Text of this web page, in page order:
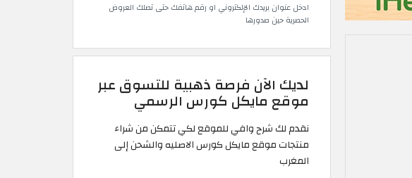
ادخل عنوان بريدك الإلكتروني او رقم هاتفك حتى تصلك العروض
الحصرية حين صدورها
لديك الآن فرصة ذهبية للتسوق عبر
موقع مايكل كورس الرسمي
نقدم لك شرح وافي للموقع لكي تتمكن من شراء
منتجات موقع مايكل كورس الاصليه والشحن إلى
المغرب